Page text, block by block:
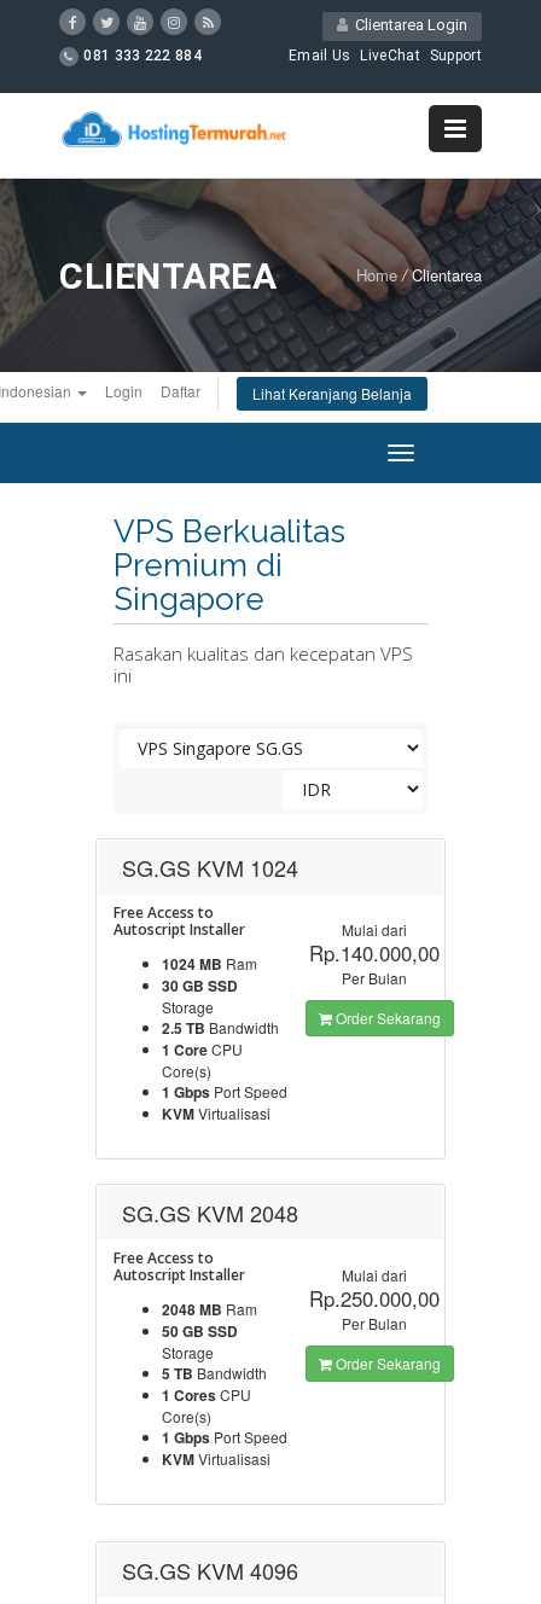
Clientarea Login
081 333 222 884 Email Us LiveChat Support
CLIENTAREA Home / Clientarea
Login Daftar Lihat Keranjang Belanja
Toggle
navigation
VPS Berkualitas
Premium di
Singapore
Rasakan kualitas dan kecepatan VPS
ini
SG.GS KVM 1024
Free Access to
Autoscript Installer
1024 MB Ram
30 GB SSD
Storage
2.5 TB Bandwidth
1 CoreCPU
Core(s)
1 Gbps Port Speed
KVMVirtualisasi
Mulai dari
Rp.140.000,00
Per Bulan
Order Sekarang
SG.GS KVM 2048
Free Access to
Autoscript Installer
2048 MB Ram
50 GB SSD
Storage
5 TB Bandwidth
1 CoresCPU
Core(s)
1 Gbps Port Speed
KVMVirtualisasi
Mulai dari
Rp.250.000,00
Per Bulan
Order Sekarang
SG.GS KVM 4096